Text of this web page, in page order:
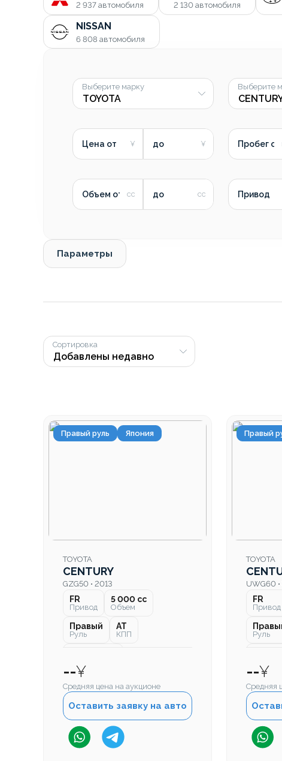
2 937 автомобиля 2 130 автомобиля
NISSAN
6 808 автомобиля
Выберите марку Выберите
Цена от до Пробег от
Объем от до Привод
Параметры
Сортировка
Правый руль Япония
TOYOTA
CENTURY
GZG50 • 2013
FR
Привод
5 000 cc
Объем
Правый
Руль
AT
КПП
--¥
Средняя цена на аукционе
Оставить заявку на авто
Правый
TOYOTA
UWG60 •
FR
Привод
Руль
--¥
Средняя